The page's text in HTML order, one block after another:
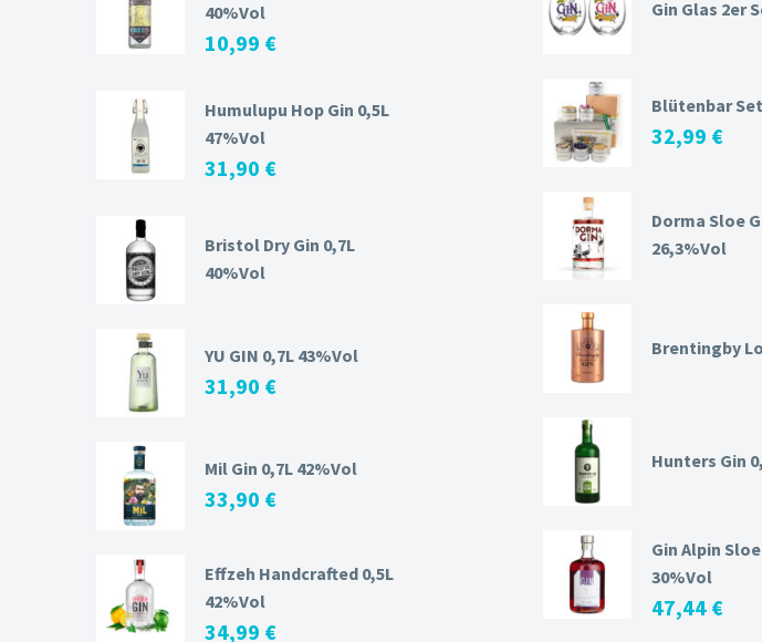
40%Vol
10,99 €
Humulupu Hop Gin 0,5L
47%Vol
31,90 €
Bristol Dry Gin 0,7L
40%Vol
YU GIN 0,7L 43%Vol
31,90 €
Mil Gin 0,7L 42%Vol
33,90 €
Effzeh Handcrafted 0,5L
42%Vol
34,99 €
Gin Glas 2er
Blütenbar
32,99 €
Dorma Sloe
26,3%Vol
Brentingby
Hunters Gin
Gin Alpin
30%Vol
47,44 €